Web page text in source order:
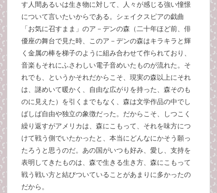
す人間あるいは生き物に対して、人々が感じる強い憧憬
について言いたいからである。シェイクスピアの戯曲
「お気に召すまま」のア－デンの森（二十年ほど前、俳
優座の舞台で見た時、このア－デンの森はキラキラと輝
く金属の棒を梯子のように組み合わせて作られており、
音楽もそれにふさわしい電子音めいたものが流れた。そ
れでも、というかそれだからこそ、現実の森以上にそれ
は、謎めいて暖かく、自由な広がりを持った、森そのも
のに見えた）を引くまでもなく、森は文学作品の中でし
ばしば自由や独立の象徴だった。だからこそ、しつこく
繰り返すがアメリカは、森にこもって、それを味方につ
けて戦う側でいたかったと、本当にどんなにかそう願っ
たろうと思うのだ。あの国がいつも好み、愛し、支持を
表明してきたものは、森で生きる生き方、森にこもって
戦う戦い方と結びついていることがあまりに多かったの
だから。